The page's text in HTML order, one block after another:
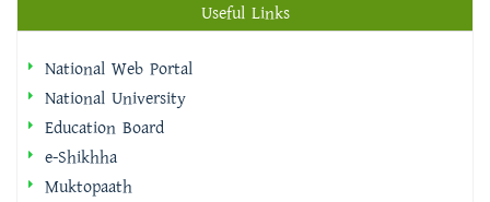
Useful Links
National Web Portal
National University
Education Board
e-Shikhha
Muktopaath